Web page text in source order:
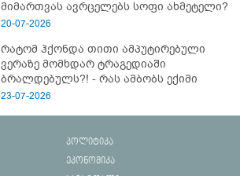
მიმართვას ავრცელებს სოფი ახმეტელი?
20-07-2026
რატომ ჰქონდა თითი ამპუტირებული
ვერაზე მომხდარ ტრაგედიაში
ბრალდებულს?! - რას ამბობს ექიმი
23-07-2026
პოლიტიკა
ეკონომიკა